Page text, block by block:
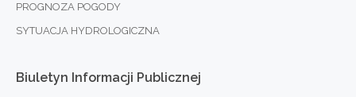
PROGNOZA POGODY
SYTUACJA HYDROLOGICZNA
Biuletyn Informacji Publicznej